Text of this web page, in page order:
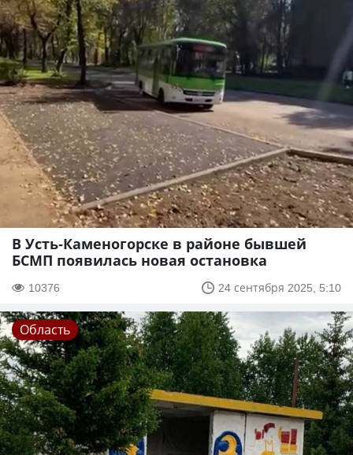
В Усть-Каменогорске в районе бывшей
БСМП появилась новая остановка
10376 24 сентября 2025, 5:10
Область